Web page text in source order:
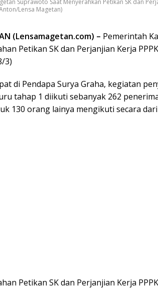
Suprawoto Saat Menyerahkan Petikan SK dan
Lensa Magetan)
(Lensamagetan.com) – Pemerintah
Petikan SK dan Perjanjian Kerja
3)
di Pendapa Surya Graha, kegiatan
tahap 1 diikuti sebanyak 262
130 orang lainya mengikuti secara
Petikan SK dan Perjanjian Kerja